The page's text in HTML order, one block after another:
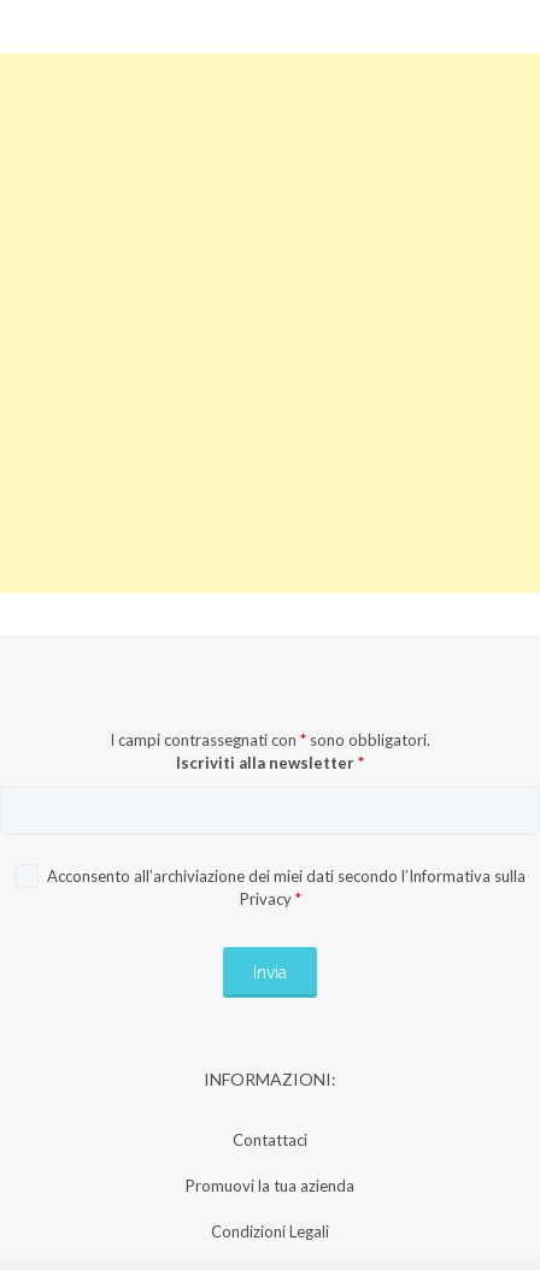
I campi contrassegnati con * sono obbligatori.
Iscriviti alla newsletter*
Acconsento all’archiviazione dei miei dati secondo l’Informativa sulla
Privacy *
INFORMAZIONI:
Contattaci
Promuovi la tua azienda
Condizioni Legali